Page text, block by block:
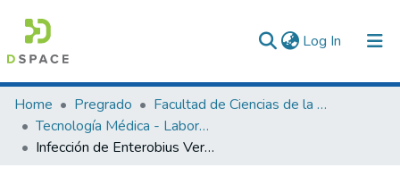
Log In (current)
Communities & Collections
All of DSpace
Home Pregrado
Facultad de Ciencias de la Salud
Tecnología Médica - Laboratorio Clínico y Anatomía Patológica
Infección de Enterobius Vermicularis en niños menores de 06 años con anemia en el Centro de Salud Túpac Amaru, Lima, 2023